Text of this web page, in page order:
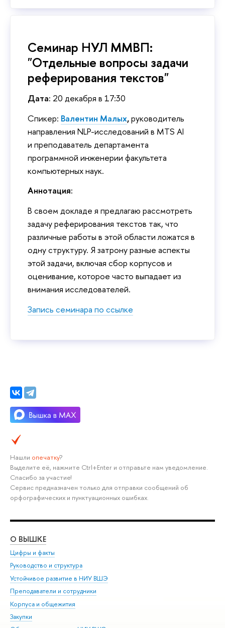
Семинар НУЛ ММВП:
"Отдельные вопросы задачи
реферирования текстов"
Дата: 20 декабря в 17:30
Спикер: Валентин Малых,руководитель
направления NLP-исследований в MTS AI
и преподаватель департамента
программной инженерии факультета
компьютерных наук.
Аннотация:
В своем докладе я предлагаю рассмотреть
задачу реферирования текстов так, что
различные работы в этой области ложатся в
одну структуру. Я затрону разные аспекты
этой задачи, включая сбор корпусов и
оценивание, которое часто выпадает из
внимания исследователей.
Запись семинара по ссылке
Нашли опечатку?
Выделите её, нажмите Ctrl+Enter и отправьте нам уведомление.
Спасибо за участие!
Сервис предназначен только для отправки сообщений об
орфографических и пунктуационных ошибках.
О ВЫШКЕ
Цифры и факты
Руководство и структура
Устойчивое развитие в НИУ ВШЭ
Преподаватели и сотрудники
Корпуса и общежития
Закупки